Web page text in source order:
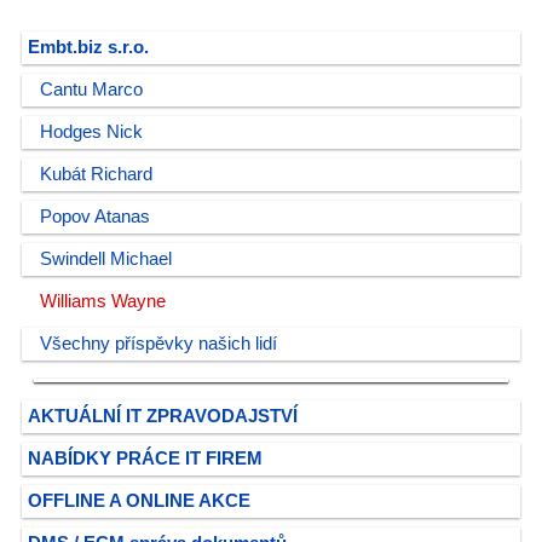
Embt.biz s.r.o.
Cantu Marco
Hodges Nick
Kubát Richard
Popov Atanas
Swindell Michael
Williams Wayne
Všechny příspěvky našich lidí
AKTUÁLNÍ IT ZPRAVODAJSTVÍ
NABÍDKY PRÁCE IT FIREM
OFFLINE A ONLINE AKCE